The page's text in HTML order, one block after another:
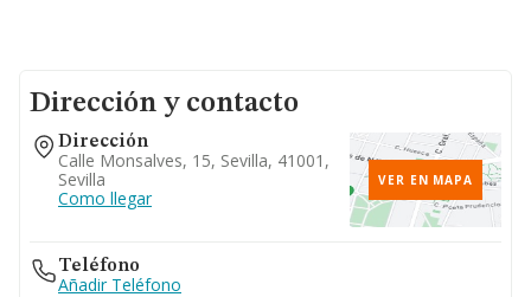
Dirección y contacto
Dirección
Calle Monsalves, 15, Sevilla, 41001,
Sevilla
Como llegar
VER EN MAPA
Teléfono
Añadir Teléfono